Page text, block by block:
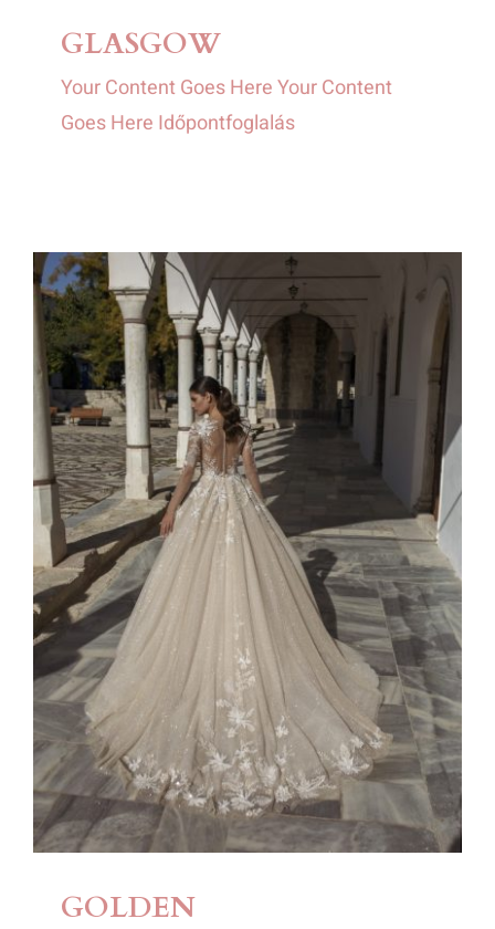
GLASGOW
Your Content Goes Here Your Content
Goes Here Időpontfoglalás
GOLDEN